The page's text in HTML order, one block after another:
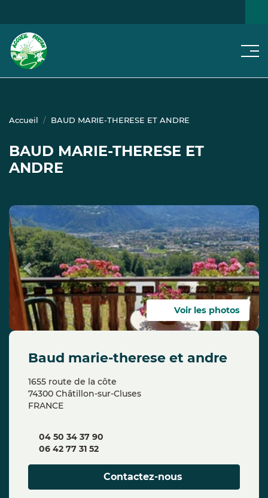
NOS
Accueil BAUD MARIE-THERESE ET ANDRE
BAUD MARIE-THERESE ET
ANDRE
Voir les photos
Previous Next
baud marie-therese et andre
1655 route de la côte
74300 Châtillon-sur-Cluses
FRANCE
04 50 34 37 90
06 42 77 31 52
Contactez-nous